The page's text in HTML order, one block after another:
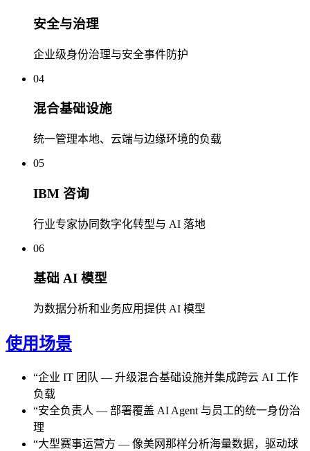
安全与治理
企业级身份治理与安全事件防护
04
混合基础设施
统一管理本地、云端与边缘环境的负载
05
IBM 咨询
行业专家协同数字化转型与 AI 落地
06
基础 AI 模型
为数据分析和业务应用提供 AI 模型
使用场景
“企业 IT 团队 — 升级混合基础设施并集成跨云 AI 工作
负载
“安全负责人 — 部署覆盖 AI Agent 与员工的统一身份治
理
“大型赛事运营方 — 像美网那样分析海量数据，驱动球